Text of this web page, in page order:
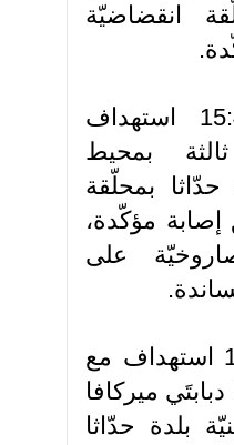
انقضاضيّة
13- السّاعة 15:40 استهداف
بمحيط
بمحلّقة
مؤكّدة،
على
14- السّاعة 16:30 استهداف مع
ميركافا
بلدة حدّاثا